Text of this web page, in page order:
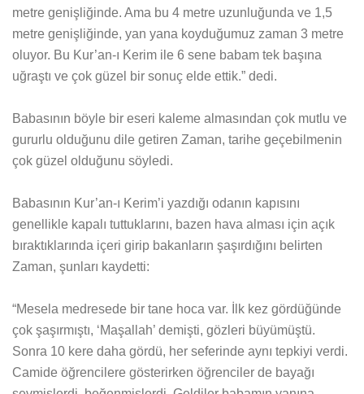
metre genişliğinde. Ama bu 4 metre uzunluğunda ve 1,5
metre genişliğinde, yan yana koyduğumuz zaman 3 metre
oluyor. Bu Kur’an-ı Kerim ile 6 sene babam tek başına
uğraştı ve çok güzel bir sonuç elde ettik.” dedi.
Babasının böyle bir eseri kaleme almasından çok mutlu ve
gururlu olduğunu dile getiren Zaman, tarihe geçebilmenin
çok güzel olduğunu söyledi.
Babasının Kur’an-ı Kerim’i yazdığı odanın kapısını
genellikle kapalı tuttuklarını, bazen hava alması için açık
bıraktıklarında içeri girip bakanların şaşırdığını belirten
Zaman, şunları kaydetti:
“Mesela medresede bir tane hoca var. İlk kez gördüğünde
çok şaşırmıştı, ‘Maşallah’ demişti, gözleri büyümüştü.
Sonra 10 kere daha gördü, her seferinde aynı tepkiyi verdi.
Camide öğrencilere gösterirken öğrenciler de bayağı